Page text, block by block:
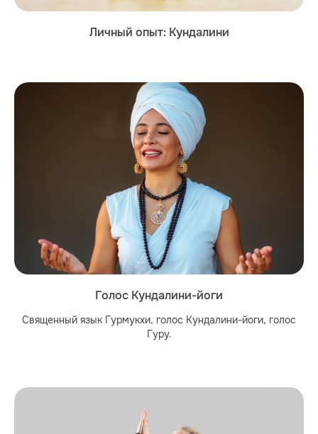
Личный опыт: Кундалини
Голос Кундалини-йоги
Священный язык Гурмукхи, голос Кундалини-йоги, голос
Гуру.